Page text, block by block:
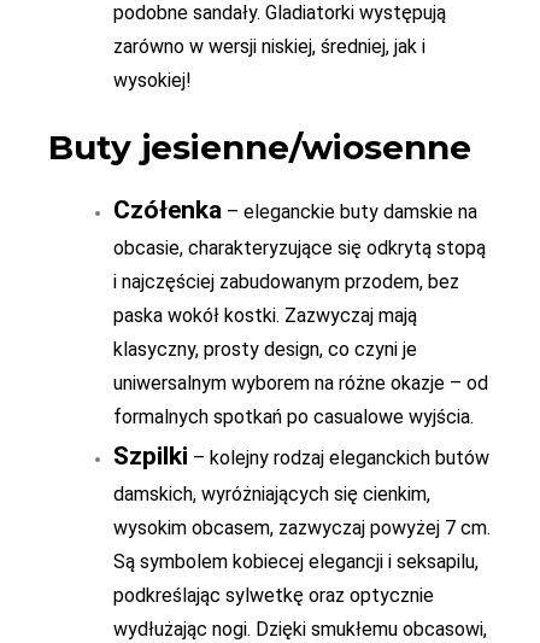
podobne sandały. Gladiatorki występują
zarówno w wersji niskiej, średniej, jak i
wysokiej!
Buty jesienne/wiosenne
Czółenka – eleganckie buty damskie na
obcasie, charakteryzujące się odkrytą stopą
i najczęściej zabudowanym przodem, bez
paska wokół kostki. Zazwyczaj mają
klasyczny, prosty design, co czyni je
uniwersalnym wyborem na różne okazje – od
formalnych spotkań po casualowe wyjścia.
Szpilki – kolejny rodzaj eleganckich butów
damskich, wyróżniających się cienkim,
wysokim obcasem, zazwyczaj powyżej 7 cm.
Są symbolem kobiecej elegancji i seksapilu,
podkreślając sylwetkę oraz optycznie
wydłużając nogi. Dzięki smukłemu obcasowi,